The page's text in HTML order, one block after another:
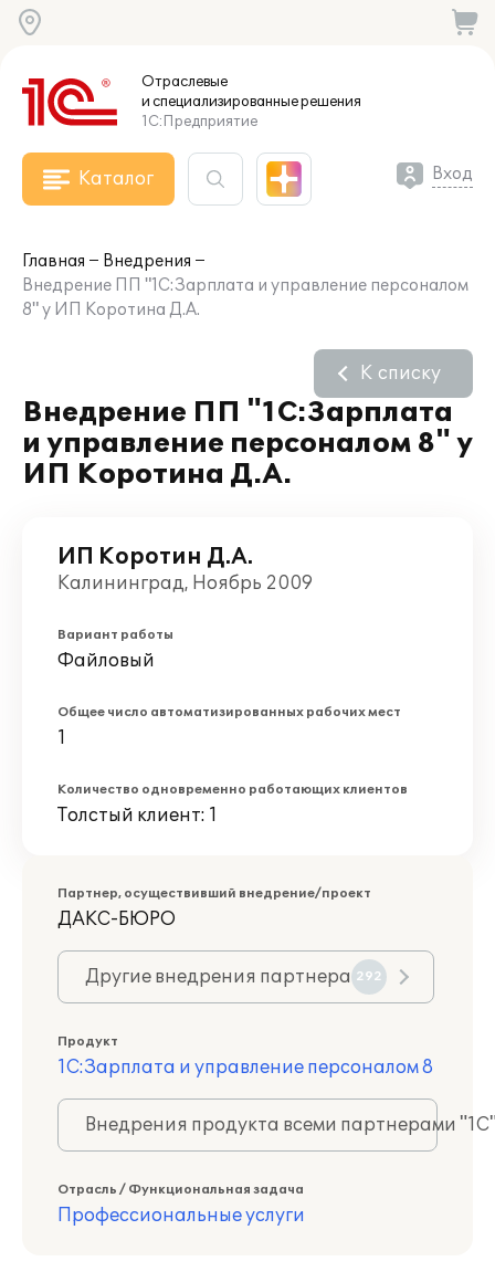
Отраслевые
и специализированныерешения
1С:Предприятие
Каталог Вход
Главная
Внедрения
Внедрение ПП "1С:Зарплата и управление персоналом
8" у ИП Коротина Д.А.
Внедрение ПП "1С:Зарплата
и управление персоналом 8" у
ИП Коротина Д.А.
К списку
ИП Коротин Д.А.
Калининград, Ноябрь 2009
Вариант работы
Файловый
Общее число автоматизированных рабочих мест
1
Количество одновременно работающих клиентов
Толстый клиент: 1
Партнер, осуществивший внедрение/проект
ДАКС-БЮРО
Другие внедрения партнера 292
Продукт
1С:Зарплата и управление персоналом 8
Внедрения продукта всеми партнерами
Отрасль / Функциональная задача
Профессиональные услуги